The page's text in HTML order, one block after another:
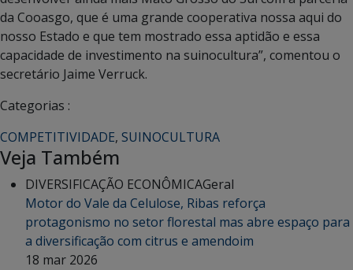
da Cooasgo, que é uma grande cooperativa nossa aqui do
nosso Estado e que tem mostrado essa aptidão e essa
capacidade de investimento na suinocultura”, comentou o
secretário Jaime Verruck.
Categorias :
COMPETITIVIDADE, SUINOCULTURA
Veja Também
DIVERSIFICAÇÃO ECONÔMICAGeral
Motor do Vale da Celulose, Ribas reforça
protagonismo no setor florestal mas abre espaço para
a diversificação com citrus e amendoim
18 mar 2026